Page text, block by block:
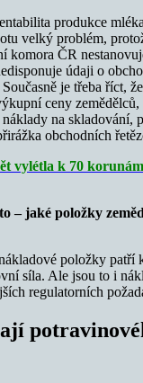
produkce
velký problém,
komora ČR
údaji o
je třeba říct,
ceny zemědělců,
na skladování,
obchodních
vylétla k 70
– jaké položky
položky patří
síla. Ale jsou to i
regulatorních